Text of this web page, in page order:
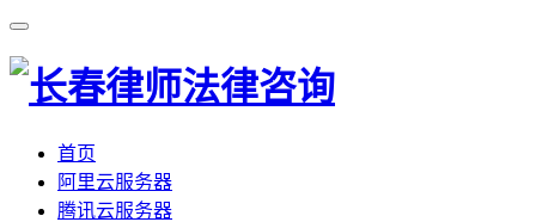
首页
阿里云服务器
腾讯云服务器